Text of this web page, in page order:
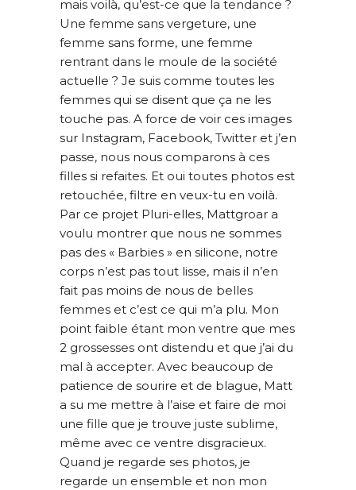
INFORMATIONS SUR LES PHOTOS
INFORMATIONS SUR LES PHOTOS NOUVEAU
NE / ENFANT
INFORMATIONS SUR LES PHOTOS DE FAMILLE
CARTE CADEAU
QUI SUIS-JE ?
CONDITIONS GÉNÉRALES DE VENTE
mais voilà, qu’est-ce que la tendance ?
Une femme sans vergeture, une
femme sans forme, une femme
rentrant dans le moule de la société
actuelle ? Je suis comme toutes les
femmes qui se disent que ça ne les
touche pas. A force de voir ces images
sur Instagram, Facebook, Twitter et j’en
passe, nous nous comparons à ces
filles si refaites. Et oui toutes photos est
retouchée, filtre en veux-tu en voilà.
Par ce projet Pluri-elles, Mattgroar a
voulu montrer que nous ne sommes
pas des « Barbies » en silicone, notre
corps n’est pas tout lisse, mais il n’en
fait pas moins de nous de belles
femmes et c’est ce qui m’a plu. Mon
point faible étant mon ventre que mes
2 grossesses ont distendu et que j’ai du
mal à accepter. Avec beaucoup de
patience de sourire et de blague, Matt
a su me mettre à l’aise et faire de moi
une fille que je trouve juste sublime,
même avec ce ventre disgracieux.
Quand je regarde ses photos, je
regarde un ensemble et non mon